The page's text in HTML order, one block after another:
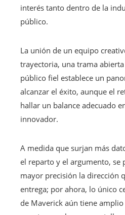
interés tanto dentro de la
público.
La unión de un equipo
trayectoria, una trama
público fiel establece un
alcanzar el éxito, aunque el
hallar un balance adecuado
innovador.
A medida que surjan más
el reparto y el argumento, se
mayor precisión la dirección
entrega; por ahora, lo único
de Maverick aún tiene